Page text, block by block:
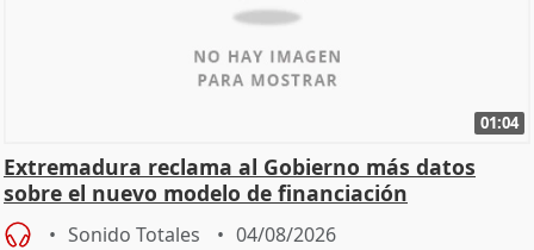
01:04
Extremadura reclama al Gobierno más datos
sobre el nuevo modelo de financiación
Sonido Totales 04/08/2026